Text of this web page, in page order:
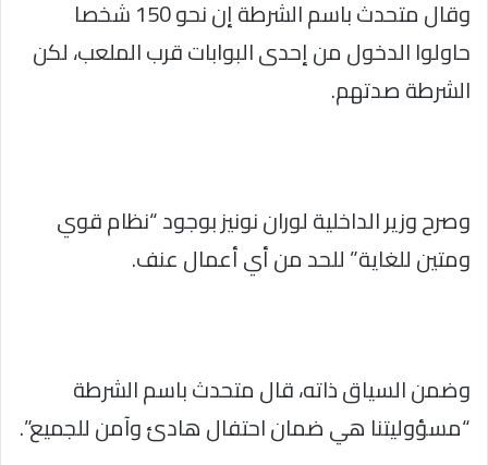
وقال متحدث باسم الشرطة إن نحو 150 شخصا
حاولوا الدخول من إحدى البوابات قرب الملعب، لكن
الشرطة صدتهم.
وصرح وزير الداخلية لوران نونيز بوجود “نظام قوي
ومتين للغاية” للحد من أي أعمال عنف.
وضمن السياق ذاته، قال متحدث باسم الشرطة
“مسؤوليتنا هي ضمان احتفال هادئ وآمن للجميع”.